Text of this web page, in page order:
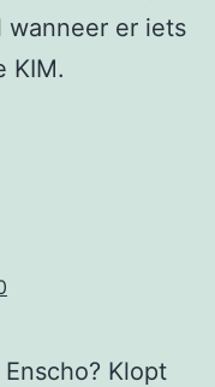
wanneer er iets
KIM.
Klopt